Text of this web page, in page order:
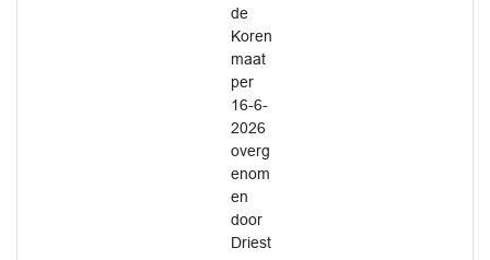
de
Koren
maat
per
16-6-
2026
overg
enom
en
door
Driest